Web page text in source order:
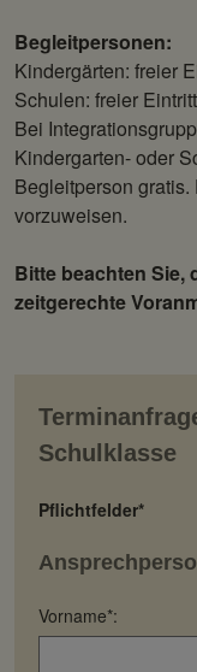
Begleitpersonen:
Kindergärten: freier
Schulen: freier
Bei
Kindergarten- oder
Begleitperson
vorzuweisen.
Bitte beachten Sie,
zeitgerechte
Schulklasse
Pflichtfelder*
Vorname*: